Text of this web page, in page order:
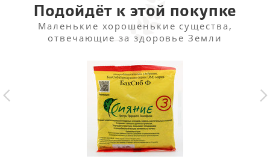
Подойдёт к этой покупке
Маленькие хорошенькие существа,
отвечающие за здоровье Земли